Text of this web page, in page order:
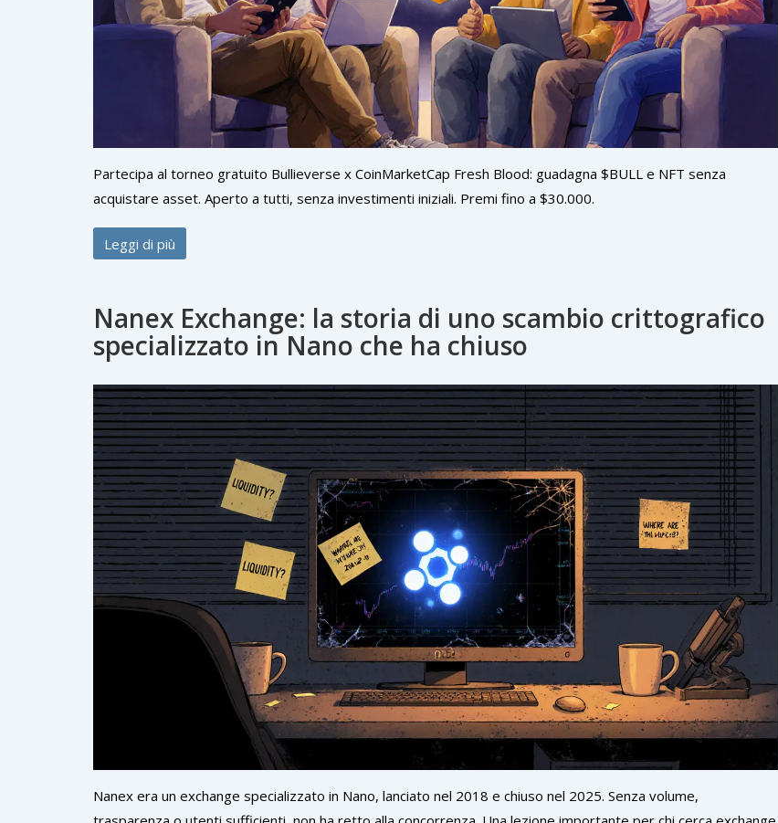
Partecipa al torneo gratuito Bullieverse x CoinMarketCap Fresh Blood: guadagna $BULL e NFT senza
acquistare asset. Aperto a tutti, senza investimenti iniziali. Premi fino a $30.000.
Leggi di più
Nanex Exchange: la storia di uno scambio crittografico
specializzato in Nano che ha chiuso
Nanex era un exchange specializzato in Nano, lanciato nel 2018 e chiuso nel 2025. Senza volume,